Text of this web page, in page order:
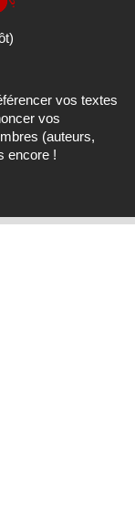
vos textes
vos
(auteurs,
encore !